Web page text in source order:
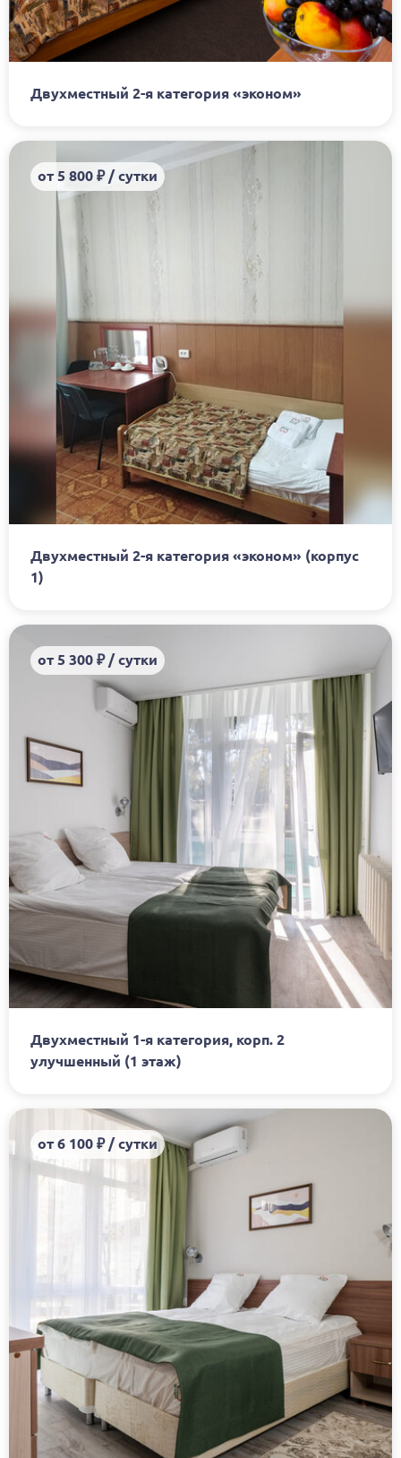
Двухместный 2-я категория «эконом»
от 5 800 ₽ / сутки
Двухместный 2-я категория «эконом» (корпус
1)
от 5 300 ₽ / сутки
Двухместный 1-я категория, корп. 2
улучшенный (1 этаж)
от 6 100 ₽ / сутки